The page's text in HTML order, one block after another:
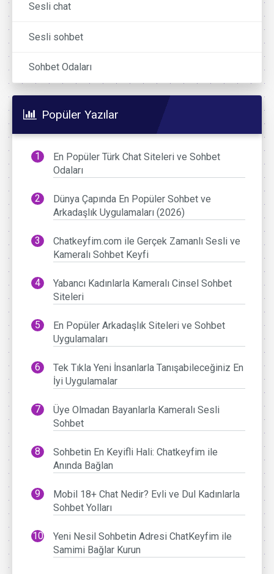
Sesli chat
Sesli sohbet
Sohbet Odaları
Popüler Yazılar
En Popüler Türk Chat Siteleri ve Sohbet
Odaları
Dünya Çapında En Popüler Sohbet ve
Arkadaşlık Uygulamaları (2026)
Chatkeyfim.com ile Gerçek Zamanlı Sesli ve
Kameralı Sohbet Keyfi
Yabancı Kadınlarla Kameralı Cinsel Sohbet
Siteleri
En Popüler Arkadaşlık Siteleri ve Sohbet
Uygulamaları
Tek Tıkla Yeni İnsanlarla Tanışabileceğiniz En
İyi Uygulamalar
Üye Olmadan Bayanlarla Kameralı Sesli
Sohbet
Sohbetin En Keyifli Hali: Chatkeyfim ile
Anında Bağlan
Mobil 18+ Chat Nedir? Evli ve Dul Kadınlarla
Sohbet Yolları
Yeni Nesil Sohbetin Adresi ChatKeyfim ile
Samimi Bağlar Kurun